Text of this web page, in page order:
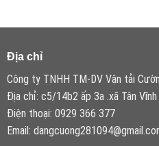
Địa chỉ
Công ty TNHH TM-DV Vận tải
Địa chỉ: c5/14b2 ấp 3a .xã Tân
Điện thoại: 0929 366 377
Email: